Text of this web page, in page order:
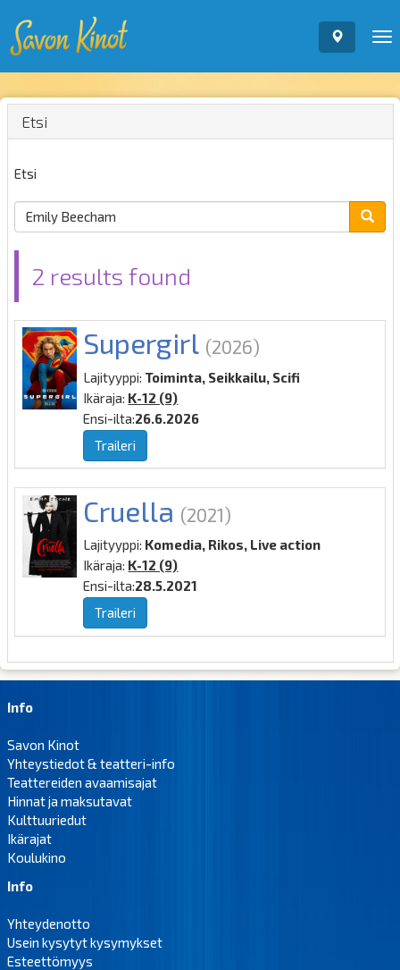
Etsi
Etsi
2 results found
Supergirl (2026)
Lajityyppi: Toiminta, Seikkailu, Scifi
Ikäraja: K-12 (9)
Ensi-ilta:26.6.2026
Traileri
Cruella (2021)
Lajityyppi: Komedia, Rikos, Live action
Ikäraja: K-12 (9)
Ensi-ilta:28.5.2021
Traileri
Info
Savon Kinot
Yhteystiedot & teatteri-info
Teattereiden avaamisajat
Hinnat ja maksutavat
Kulttuuriedut
Ikärajat
Koulukino
Info
Yhteydenotto
Usein kysytyt kysymykset
Esteettömyys